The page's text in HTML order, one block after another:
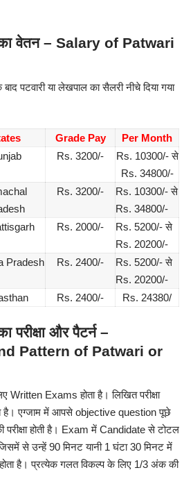
का वेतन – Salary of Patwari
पटवारी या लेखपाल का सैलरी नीचे दिया गया
Grade Pay
Per Month
Rs. 3200/-
Rs. 10300/- से
Rs. 34800/-
Rs. 3200/-
Rs. 10300/- से
Rs. 34800/-
Rs. 2000/-
Rs. 5200/- से
Rs. 20200/-
Pradesh Rs. 2400/-
Rs. 5200/- से
Rs. 20200/-
Rs. 2400/- Rs. 24380/
परीक्षा और पैटर्न –
Pattern of Patwari or
Written Exams होता है।लिखित परीक्षा
है। एग्जाम में आपसे objective question पूछे
होती है। Exam में Candidate से टोटल
से उन्हें 90 मिनट यानी 1 घंटा 30 मिनट में
है।प्रत्येक गलत विकल्प के लिए 1/3 अंक की